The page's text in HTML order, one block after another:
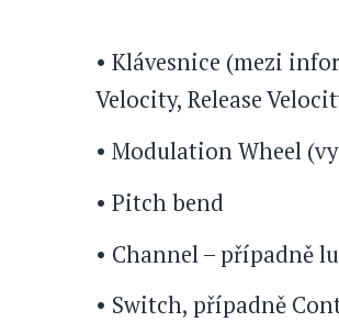
• Klávesnice (mezi
Velocity, Release
• Modulation Wheel
• Pitch bend
• Channel – případně
• Switch, případně